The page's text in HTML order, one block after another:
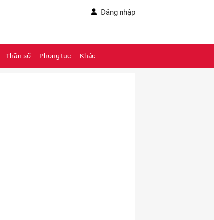
Đăng nhập
Thần số Phong tục Khác